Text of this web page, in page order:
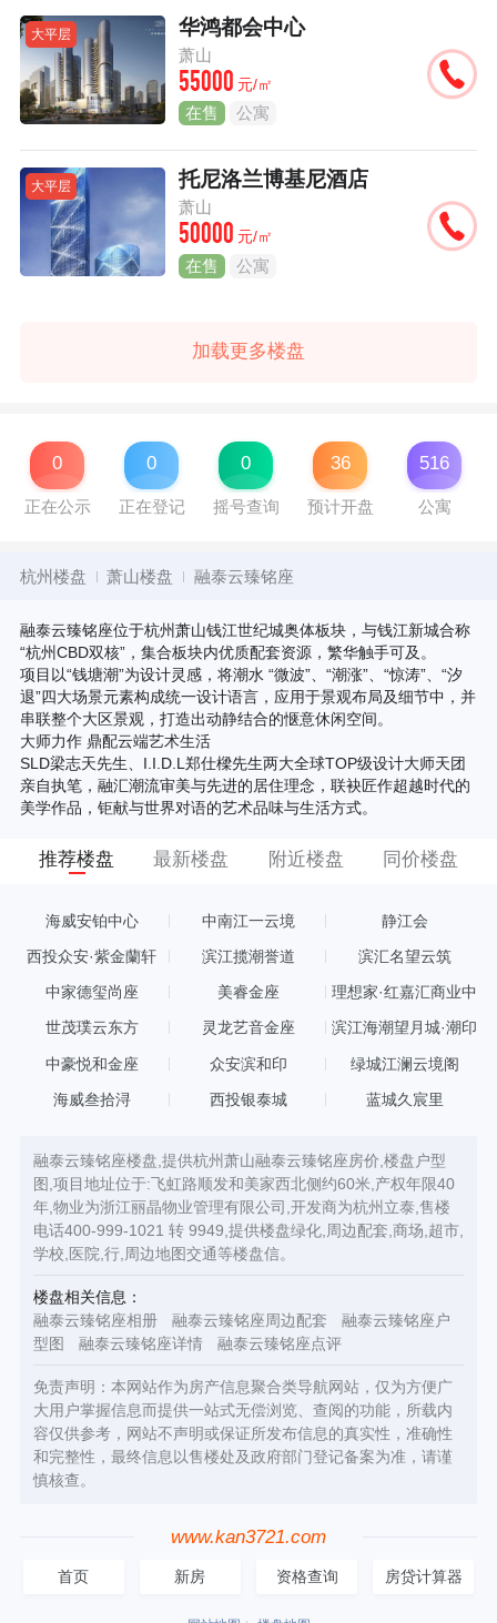
大平层 华鸿都会中心
萧山
55000 元/㎡
在售 公寓
大平层 托尼洛兰博基尼酒店
萧山
50000 元/㎡
在售 公寓
加载更多楼盘
0
正在公示
0
正在登记
0
摇号查询
36
预计开盘
516
公寓
杭州楼盘 萧山楼盘 融泰云臻铭座
融泰云臻铭座位于杭州萧山钱江世纪城奥体板块，与钱江新城合称
“杭州CBD双核”，集合板块内优质配套资源，繁华触手可及。
项目以“钱塘潮”为设计灵感，将潮水 “微波”、“潮涨”、“惊涛”、“汐
退”四大场景元素构成统一设计语言，应用于景观布局及细节中，并
串联整个大区景观，打造出动静结合的惬意休闲空间。
大师力作 鼎配云端艺术生活
SLD梁志天先生、I.I.D.L郑仕樑先生两大全球TOP级设计大师天团
亲自执笔，融汇潮流审美与先进的居住理念，联袂匠作超越时代的
美学作品，钜献与世界对语的艺术品味与生活方式。
推荐楼盘 最新楼盘 附近楼盘 同价楼盘
海威安铂中心 中南江一云境 静江会
西投众安·紫金蘭轩 滨江揽潮誉道 滨汇名望云筑
中家德玺尚座 美睿金座
理想家·红嘉汇商业中
世茂璞云东方 灵龙艺音金座 滨江海潮望月城·潮印
中豪悦和金座 众安滨和印 绿城江澜云境阁
海威叁拾浔 西投银泰城 蓝城久宸里
融泰云臻铭座楼盘,提供杭州萧山融泰云臻铭座房价,楼盘户型
图,项目地址位于:飞虹路顺发和美家西北侧约60米,产权年限40
年,物业为浙江丽晶物业管理有限公司,开发商为杭州立泰,售楼
电话400-999-1021 转 9949,提供楼盘绿化,周边配套,商场,超市,
学校,医院,行,周边地图交通等楼盘信。
楼盘相关信息：
融泰云臻铭座相册
融泰云臻铭座周边配套
融泰云臻铭座户
型图
融泰云臻铭座详情 融泰云臻铭座点评
免责声明：本网站作为房产信息聚合类导航网站，仅为方便广
大用户掌握信息而提供一站式无偿浏览、查阅的功能，所载内
容仅供参考，网站不声明或保证所发布信息的真实性，准确性
和完整性，最终信息以售楼处及政府部门登记备案为准，请谨
慎核查。
www.kan3721.com
首页 新房 资格查询 房贷计算器